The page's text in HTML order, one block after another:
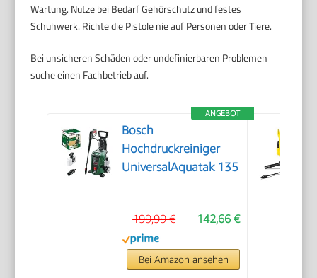
Wartung. Nutze bei Bedarf Gehörschutz und festes
Schuhwerk. Richte die Pistole nie auf Personen oder Tiere.
Bei unsicheren Schäden oder undefinierbaren Problemen
suche einen Fachbetrieb auf.
ANGEBOT
Bosch
Hochdruckreiniger
UniversalAquatak 135
142,66 €
199,99 €
Bei Amazon ansehen